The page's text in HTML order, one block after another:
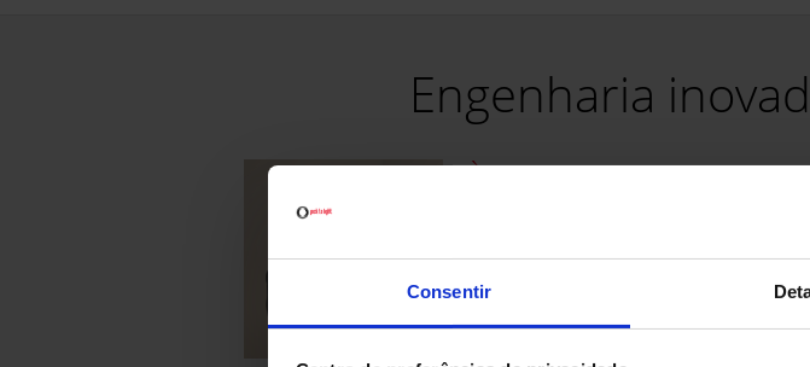
Consentir
Engenharia
À altura da excelência
pedidos do e-commerce requerem
soluções à altura das suas